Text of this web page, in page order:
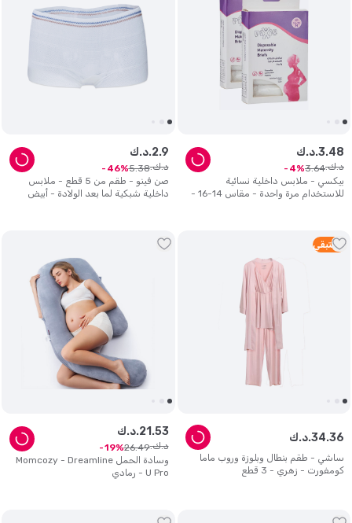
بيكسي - ملابس داخلية نسائية
للاستخدام مرة واحدة - مقاس 14-16 -
د.ك.3.48
د.ك. 3.64
4
صن فينو - طقم من 5 قطع - ملابس
داخلية شبكية لما بعد الولادة - أبيض
د.ك.2.9
د.ك. 5.38
46
2 متبقي
ساشي - طقم بنطال وبلوزة وروب ماما
كومفورت - زهري - 3 قطع
د.ك.34.36
وسادة الحمل Momcozy - Dreamline
U Pro - رمادي
د.ك.21 .53
د.ك. 26.49
19